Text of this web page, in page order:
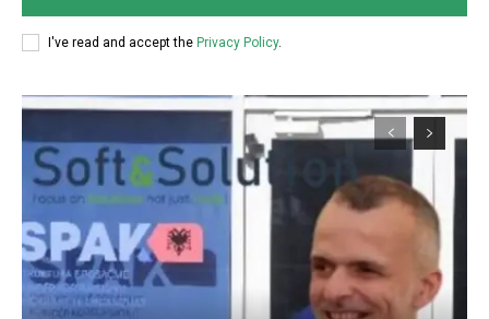
I've read and accept the Privacy Policy.